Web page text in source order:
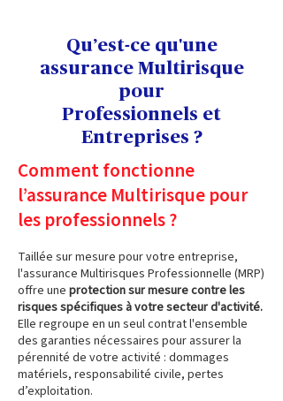
Qu’est-ce qu'une
assurance Multirisque
pour
Professionnels et
Entreprises ?
Comment fonctionne
l’assurance Multirisque pour
les professionnels ?
Taillée sur mesure pour votre entreprise,
l'assurance Multirisques Professionnelle (MRP)
offre une protection sur mesure contre les
risques spécifiques à votre secteur d'activité.
Elle regroupe en un seul contrat l'ensemble
des garanties nécessaires pour assurer la
pérennité de votre activité : dommages
matériels, responsabilité civile, pertes
d’exploitation.